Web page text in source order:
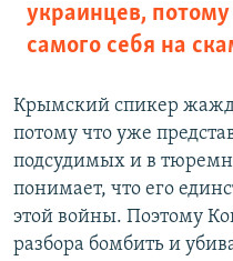
украинцев,
самого себя на
Крымский спикер
потому что уже
подсудимых и в
понимает, что его
этой войны. Поэтому
разбора бомбить и